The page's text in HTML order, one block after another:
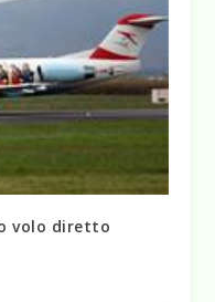
volo diretto